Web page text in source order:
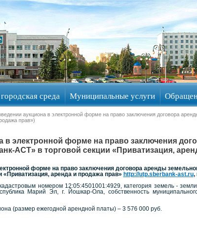
среда Муниципальные услуги
аукциона в электронной форме на право заключения договора
прав»)
в электронной форме на право заключения
АСТ» в торговой секции «Приватизация,
форме на право заключения договора аренды
«Приватизация, аренда и продажа прав» http://utp.sberbank-ast.ru,
номером 12:05:4501001:4929, категория земель -
Марий Эл, г. Йошкар-Ола, собственность
(размер ежегодной арендной платы) – 3 576 000 руб.